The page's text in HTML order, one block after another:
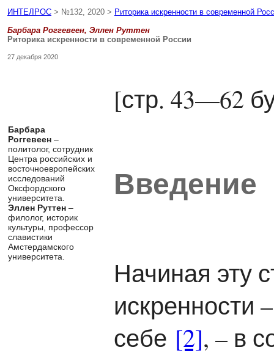
ИНТЕЛРОС > №132, 2020 > Риторика искренности в современной
Барбара Роггевеен, Эллен Руттен
Риторика искренности в современной России
27 декабря 2020
Барбара
Роггевеен –
политолог, сотрудник
Центра российских и
восточноевропейских
исследований
Оксфордского
университета.
Эллен Руттен –
филолог, историк
культуры, профессор
славистики
Амстердамского
университета.
[стр. 43—62
Введение
Начиная эту
искренности
себе [2], – в